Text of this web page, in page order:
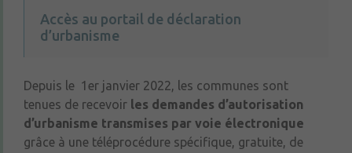
Accès au portail de déclaration
d’urbanisme
Depuis le 1er janvier 2022, les communes sont
tenues de recevoir les demandes d’autorisation
d’urbanisme transmises par voie électronique
grâce à une téléprocédure spécifique, gratuite, de